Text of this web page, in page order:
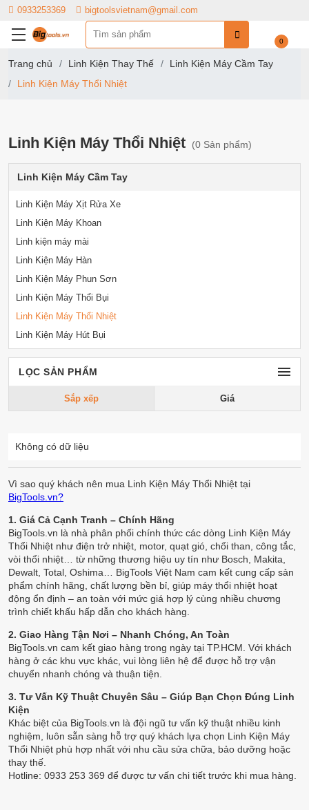
0933253369 bigtoolsvietnam@gmail.com
0
Trang chủ Linh Kiện Thay Thế
Linh Kiện Máy Cầm Tay
Linh Kiện Máy Thổi Nhiệt
Linh Kiện Máy Cầm Tay
Linh Kiện Máy Xịt Rửa Xe
Linh Kiện Máy Khoan
Linh kiện máy mài
Linh Kiện Máy Hàn
Linh Kiện Máy Phun Sơn
Linh Kiện Máy Thổi Bụi
Linh Kiện Máy Thổi Nhiệt
Linh Kiện Máy Hút Bụi
LỌC SẢN PHẨM
Sắp xếp Giá
Linh Kiện Máy Thổi Nhiệt (0 Sản phẩm)
Không có dữ liệu
Vì sao quý khách nên mua Linh Kiện Máy Thổi Nhiệt tại
BigTools.vn?
1. Giá Cả Cạnh Tranh – Chính Hãng
BigTools.vn là nhà phân phối chính thức các dòng Linh Kiện Máy
Thổi Nhiệt như điện trở nhiệt, motor, quạt gió, chổi than, công tắc,
vòi thổi nhiệt… từ những thương hiệu uy tín như Bosch, Makita,
Dewalt, Total, Oshima… BigTools Việt Nam cam kết cung cấp sản
phẩm chính hãng, chất lượng bền bỉ, giúp máy thổi nhiệt hoạt
động ổn định – an toàn với mức giá hợp lý cùng nhiều chương
trình chiết khấu hấp dẫn cho khách hàng.
2. Giao Hàng Tận Nơi – Nhanh Chóng, An Toàn
BigTools.vn cam kết giao hàng trong ngày tại TP.HCM. Với khách
hàng ở các khu vực khác, vui lòng liên hệ để được hỗ trợ vận
chuyển nhanh chóng và thuận tiện.
3. Tư Vấn Kỹ Thuật Chuyên Sâu – Giúp Bạn Chọn Đúng Linh
Kiện
Khác biệt của BigTools.vn là đội ngũ tư vấn kỹ thuật nhiều kinh
nghiệm, luôn sẵn sàng hỗ trợ quý khách lựa chọn Linh Kiện Máy
Thổi Nhiệt phù hợp nhất với nhu cầu sửa chữa, bảo dưỡng hoặc
thay thế.
Hotline: 0933 253 369 để được tư vấn chi tiết trước khi mua hàng.